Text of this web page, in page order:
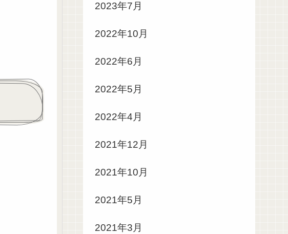
2023年7月
2022年10月
2022年6月
2022年5月
2022年4月
2021年12月
2021年10月
2021年5月
2021年3月